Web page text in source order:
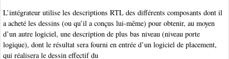
L’intégrateur utilise les descriptions RTL des différents composants dont il
a acheté les dessins (ou qu’il a conçus lui-même) pour obtenir, au moyen
d’un autre logiciel, une description de plus bas niveau (niveau porte
logique), dont le résultat sera fourni en entrée d’un logiciel de placement,
qui réalisera le dessin effectif du